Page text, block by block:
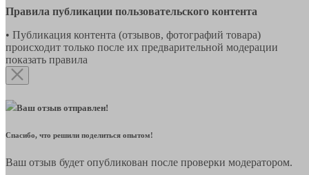
Правила публикации пользовательского контента
• Публикация контента (отзывов, фотографий товара)
происходит только после их предварительной модерации
показать правила
Ваш отзыв отправлен!
Спасибо, что решили поделиться опытом!
Ваш отзыв будет опубликован после проверки модератором.